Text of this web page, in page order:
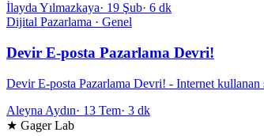
İlayda Yılmazkaya· 19 Şub· 6 dk
Dijital Pazarlama · Genel
Devir E-posta Pazarlama Devri!
Devir E-posta Pazarlama Devri! - Internet kullanan
Aleyna Aydın· 13 Tem· 3 dk
★ Gager Lab